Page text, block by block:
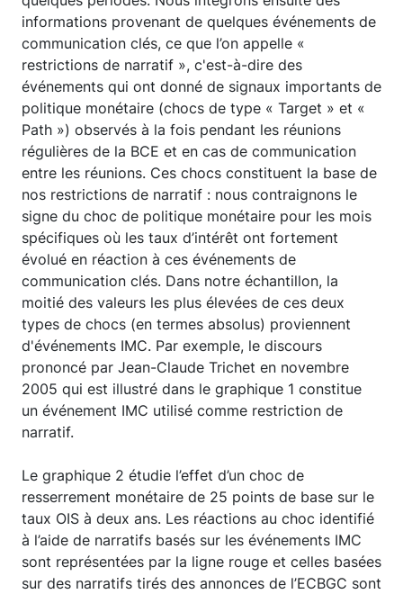
informations provenant de quelques événements de
communication clés, ce que l’on appelle «
restrictions de narratif », c'est-à-dire des
événements qui ont donné de signaux importants de
politique monétaire (chocs de type « Target » et «
Path ») observés à la fois pendant les réunions
régulières de la BCE et en cas de communication
entre les réunions. Ces chocs constituent la base de
nos restrictions de narratif : nous contraignons le
signe du choc de politique monétaire pour les mois
spécifiques où les taux d’intérêt ont fortement
évolué en réaction à ces événements de
communication clés. Dans notre échantillon, la
moitié des valeurs les plus élevées de ces deux
types de chocs (en termes absolus) proviennent
d'événements IMC. Par exemple, le discours
prononcé par Jean-Claude Trichet en novembre
2005 qui est illustré dans le graphique 1 constitue
un événement IMC utilisé comme restriction de
narratif.
Le graphique 2 étudie l’effet d’un choc de
resserrement monétaire de 25 points de base sur le
taux OIS à deux ans. Les réactions au choc identifié
à l’aide de narratifs basés sur les événements IMC
sont représentées par la ligne rouge et celles basées
sur des narratifs tirés des annonces de l’ECBGC sont